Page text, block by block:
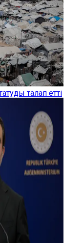
талап етті